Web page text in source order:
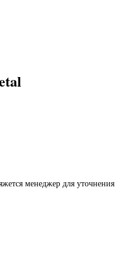
менеджер для уточнения